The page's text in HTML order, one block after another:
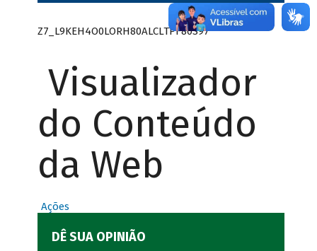
Z7_L9KEH4O0LORH80ALCLTPF80S97
Visualizador
do Conteúdo
da Web
Ações
DÊ SUA OPINIÃO